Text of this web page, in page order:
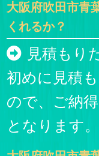
大阪府吹田市青
くれるか？
見積もり
初めに見積
ので、ご納
となります。